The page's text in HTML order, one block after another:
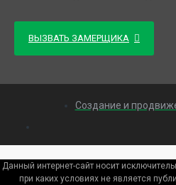
ВЫЗВАТЬ ЗАМЕРЩИКА
Создание и
Данный интернет-сайт носит
при каких условиях не является